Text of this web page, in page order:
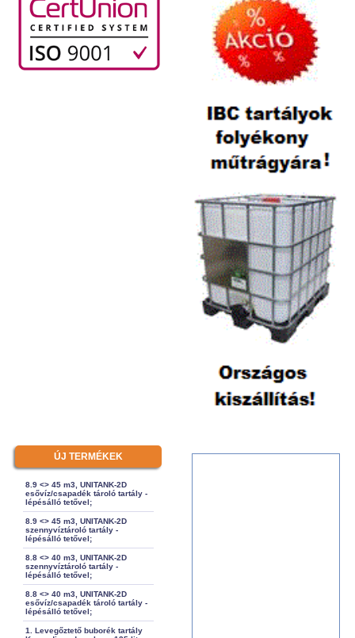
ÚJ TERMÉKEK
8.9 <> 45 m3, UNITANK-2D
esővíz/csapadék tároló tartály -
lépésálló tetővel;
8.9 <> 45 m3, UNITANK-2D
szennyvíztároló tartály -
lépésálló tetővel;
8.8 <> 40 m3, UNITANK-2D
szennyvíztároló tartály -
lépésálló tetővel;
8.8 <> 40 m3, UNITANK-2D
esővíz/csapadék tároló tartály -
lépésálló tetővel;
1. Levegőztető buborék tartály